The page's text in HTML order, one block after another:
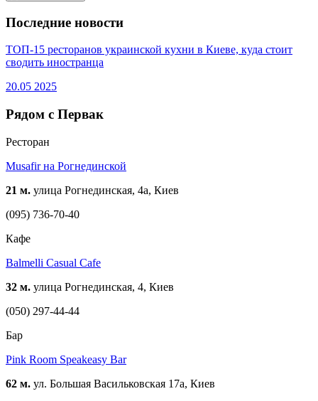
Последние новости
ТОП-15 ресторанов украинской кухни в Киеве, куда стоит
сводить иностранца
20.05 2025
Рядом с Первак
Ресторан
Musafir на Рогнединской
21 м. улица Рогнединская, 4а, Киев
(095) 736-70-40
Кафе
Balmelli Casual Cafe
32 м. улица Рогнединская, 4, Киев
(050) 297-44-44
Бар
Pink Room Speakeasy Bar
62 м. ул. Большая Васильковская 17а, Киев